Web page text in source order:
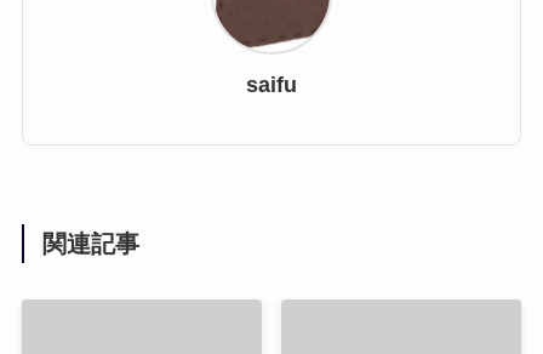
saifu
関連記事